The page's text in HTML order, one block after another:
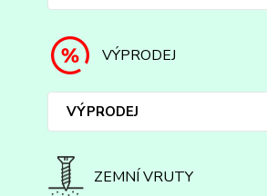
VÝPRODEJ
VÝPRODEJ
ZEMNÍ VRUTY